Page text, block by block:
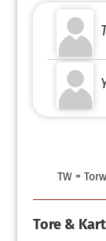
TW =
Tore &